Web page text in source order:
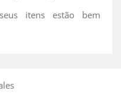
itens estão bem